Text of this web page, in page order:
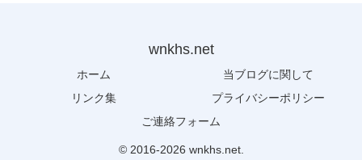
wnkhs.net
ホーム
当ブログに関して
リンク集
プライバシーポリシー
ご連絡フォーム
© 2016-2026 wnkhs.net.